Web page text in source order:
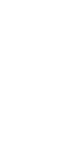
favoritos